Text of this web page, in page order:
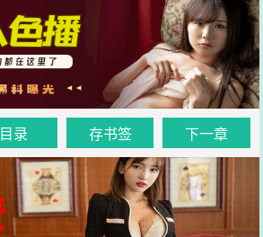
目录 存书签 下一章